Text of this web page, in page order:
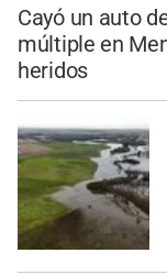
Cayó un auto
múltiple en
heridos